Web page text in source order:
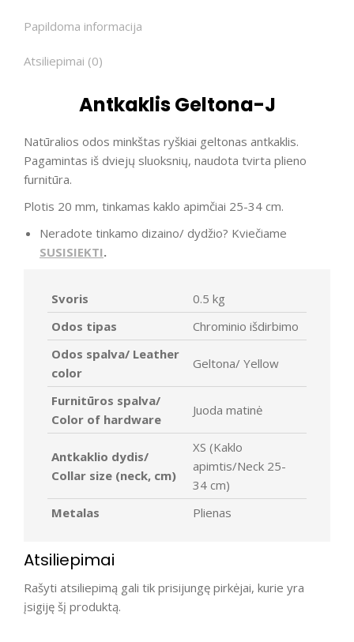
Papildoma informacija
Atsiliepimai (0)
Antkaklis Geltona-J
Natūralios odos minkštas ryškiai geltonas antkaklis.
Pagamintas iš dviejų sluoksnių, naudota tvirta plieno
furnitūra.
Plotis 20 mm, tinkamas kaklo apimčiai 25-34 cm.
Neradote tinkamo dizaino/ dydžio? Kviečiame
SUSISIEKTI.
Svoris
0.5 kg
Odos tipas
Chrominio išdirbimo
Odos spalva/ Leather
color
Geltona/ Yellow
Furnitūros spalva/
Color of hardware
Juoda matinė
Antkaklio dydis/
Collar size (neck, cm)
XS (Kaklo
apimtis/Neck 25-
34 cm)
Metalas
Plienas
Atsiliepimai
Rašyti atsiliepimą gali tik prisijungę pirkėjai, kurie yra
įsigiję šį produktą.